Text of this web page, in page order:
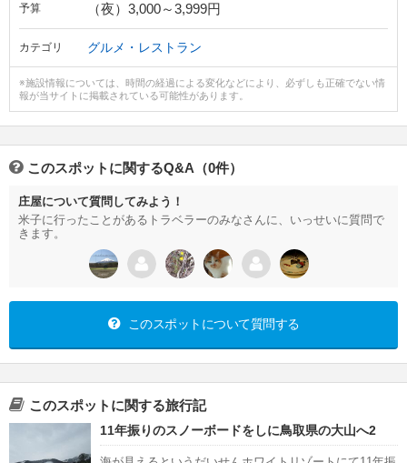
予算 （夜）3,000～3,999円
カテゴリ グルメ・レストラン
※施設情報については、時間の経過による変化などにより、必ずしも正確でない情
報が当サイトに掲載されている可能性があります。
このスポットに関するQ&A（0件）
庄屋について質問してみよう！
米子に行ったことがあるトラベラーのみなさんに、いっせいに質問で
きます。
このスポットについて質問する
このスポットに関する旅行記
11年振りのスノーボードをしに鳥取県の大山へ2